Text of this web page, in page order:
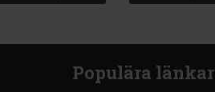
Populära länkar